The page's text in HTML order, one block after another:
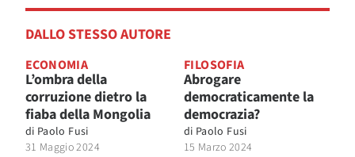
DALLO STESSO AUTORE
ECONOMIA
L’ombra della
corruzione dietro la
fiaba della Mongolia
di Paolo Fusi
31 Maggio 2024
FILOSOFIA
Abrogare
democraticamente la
democrazia?
di Paolo Fusi
15 Marzo 2024